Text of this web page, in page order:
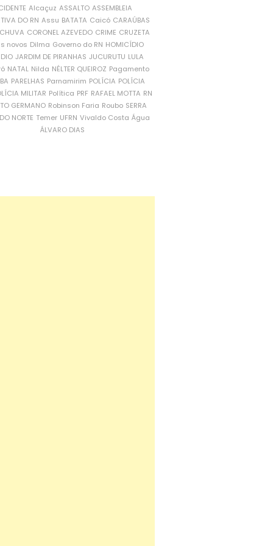
Alcaçuz ASSALTO ASSEMBLEIA
DO RN Assu BATATA Caicó CARAÚBAS
CORONEL AZEVEDO CRIME CRUZETA
novos Dilma Governo do RN HOMICÍDIO
JARDIM DE PIRANHAS JUCURUTU LULA
NATAL Nilda NÉLTER QUEIROZ Pagamento
PARELHAS Parnamirim POLÍCIA POLÍCIA
MILITAR Política PRF RAFAEL MOTTA RN
GERMANO Robinson Faria Roubo SERRA
NORTE Temer UFRN Vivaldo Costa Água
ÁLVARO DIAS